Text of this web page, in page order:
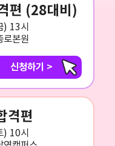
편 (28대비)
) 13시
로본원
신청하기 >
격편
) 10시